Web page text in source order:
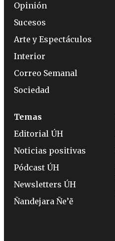
Opinión
Sucesos
Arte y Espectáculos
Interior
Correo Semanal
Sociedad
Temas
Editorial ÚH
Noticias positivas
Pódcast ÚH
Newsletters ÚH
Ñandejara Ñe’ẽ